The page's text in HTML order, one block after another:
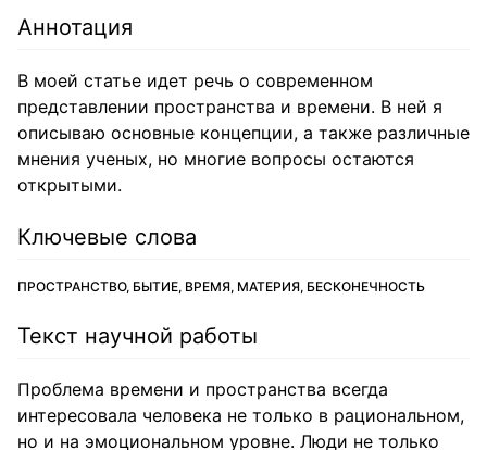
Аннотация
В моей статье идет речь о современном
представлении пространства и времени. В ней я
описываю основные концепции, а также различные
мнения ученых, но многие вопросы остаются
открытыми.
Ключевые слова
ПРОСТРАНСТВО, БЫТИЕ, ВРЕМЯ, МАТЕРИЯ, БЕСКОНЕЧНОСТЬ
Текст научной работы
Проблема времени и пространства всегда
интересовала человека не только в рациональном,
но и на эмоциональном уровне. Люди не только